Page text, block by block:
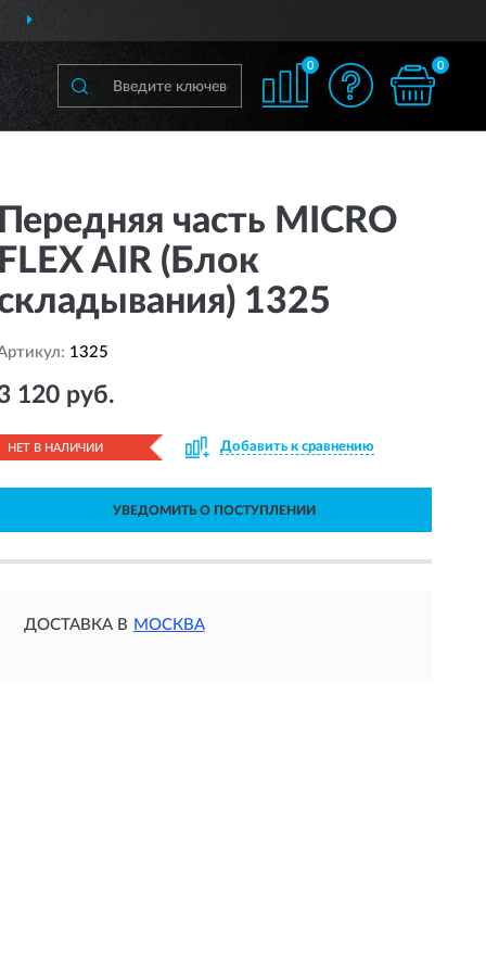
0 0
часть MICRO
AIR (Блок
1325
1325
120 руб.
НЕТ В НАЛИЧИИ Добавить к сравнению
УВЕДОМИТЬ О ПОСТУПЛЕНИИ
ДОСТАВКА В МОСКВА